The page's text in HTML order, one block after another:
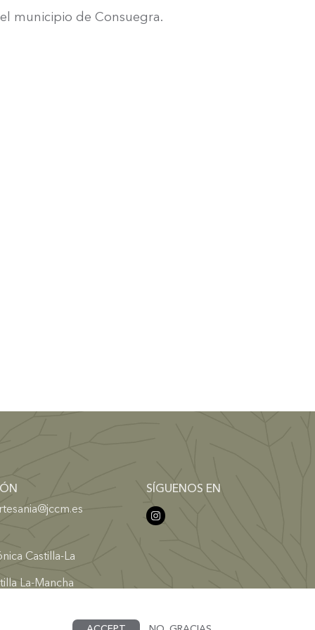
municipio de Consuegra.
Castilla-La
La-Mancha
SÍGUENOS EN